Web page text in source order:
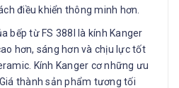
điều khiển thông minh hơn.
bếp từ FS 388I là kính Kanger
hơn, sáng hơn và chịu lực tốt
Kính Kanger cơ những ưu
thành sản phẩm tương tối